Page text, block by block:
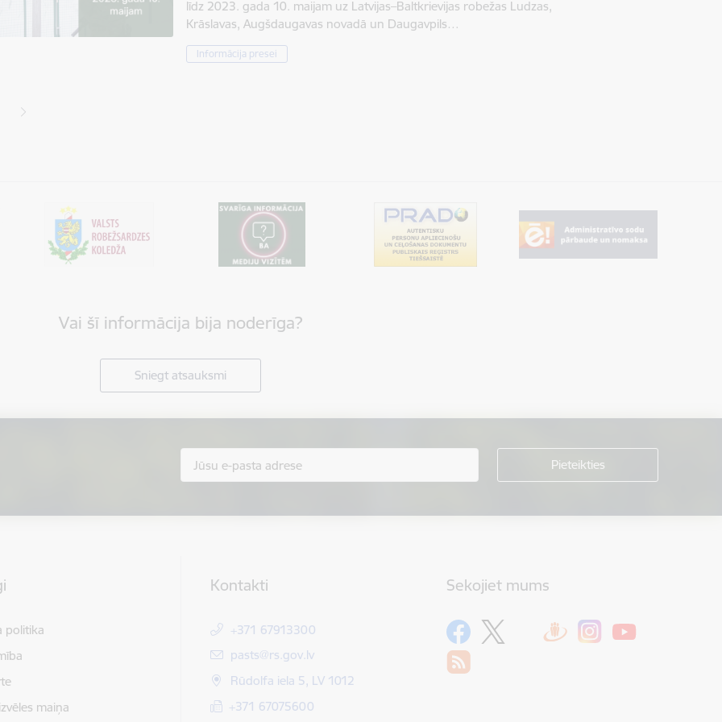
līdz 2023. gada 10. maijam uz Latvijas–Baltkrievijas robežas Ludzas,
Krāslavas, Augšdaugavas novadā un Daugavpils…
Informācija presei
lapa
Vai šī informācija bija noderīga?
Sniegt atsauksmi
politika
maiņa
Kontakti
+371 67913300
E-pasts:
pasts@rs.gov.lv
Rūdolfa iela 5, LV 1012
+371 67075600
Sekojiet mums